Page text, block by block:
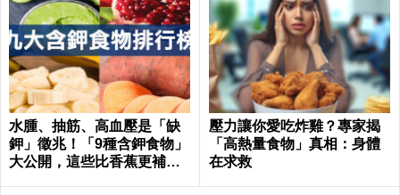
水腫、抽筋、高血壓是「缺
鉀」徵兆！「9種含鉀食物」
大公開，這些比香蕉更補鉀
壓力讓你愛吃炸雞？專家揭
「高熱量食物」真相：身體
在求救